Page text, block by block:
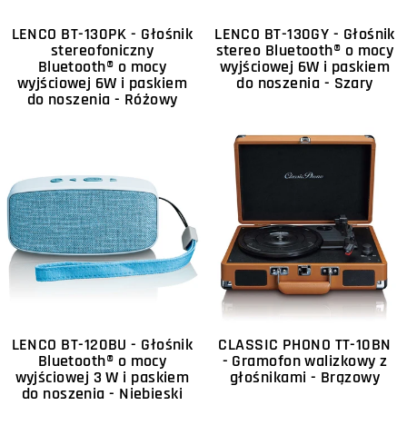
LENCO BT-130PK - Głośnik
stereofoniczny
Bluetooth® o mocy
wyjściowej 6W i paskiem
do noszenia - Różowy
LENCO BT-130GY - Głośnik
stereo Bluetooth® o mocy
wyjściowej 6W i paskiem
do noszenia - Szary
LENCO BT-120BU - Głośnik
Bluetooth® o mocy
wyjściowej 3 W i paskiem
do noszenia - Niebieski
CLASSIC PHONO TT-10BN
- Gramofon walizkowy z
głośnikami - Brązowy